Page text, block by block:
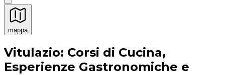
mappa
Esperienze culinarie indimenticabili: Esperienze
Vitulazio: Corsi di Cucina,
Esperienze Gastronomiche e